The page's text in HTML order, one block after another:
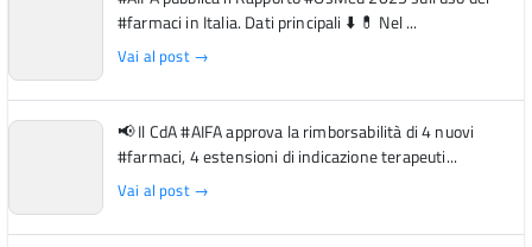
#farmaci in Italia. Dati principali ⬇️ 💊 Nel ...
Vai al post →
📢 Il CdA #AIFA approva la rimborsabilità di 4 nuovi
#farmaci, 4 estensioni di indicazione terapeuti...
Vai al post →